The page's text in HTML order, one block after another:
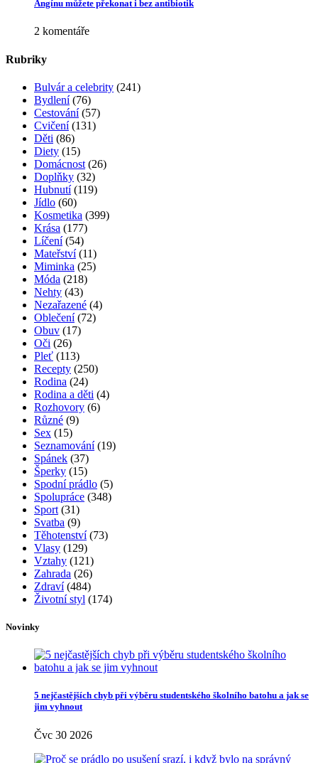
Angínu můžete překonat i bez antibiotik
2 komentáře
Rubriky
Bulvár a celebrity (241)
Bydlení(76)
Cestování(57)
Cvičení(131)
Děti (86)
Diety (15)
Domácnost (26)
Doplňky (32)
Hubnutí(119)
Jídlo (60)
Kosmetika (399)
Krása (177)
Líčení(54)
Mateřství(11)
Miminka (25)
Móda (218)
Nehty (43)
Nezařazené (4)
Oblečení(72)
Obuv (17)
Oči (26)
Pleť (113)
Recepty (250)
Rodina (24)
Rodina a děti (4)
Rozhovory (6)
Různé (9)
Sex (15)
Seznamování(19)
Spánek (37)
Šperky (15)
Spodní prádlo (5)
Spolupráce (348)
Sport (31)
Svatba (9)
Těhotenství(73)
Vlasy (129)
Vztahy (121)
Zahrada (26)
Zdraví(484)
Životní styl (174)
Novinky
5 nejčastějších chyb při výběru studentského školního batohu a jak se
jim vyhnout
Čvc 30 2026